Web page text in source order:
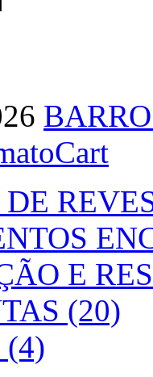
E
(20)